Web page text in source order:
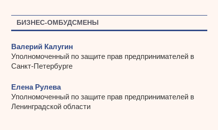
БИЗНЕС-ОМБУДСМЕНЫ
Валерий Калугин
Уполномоченный по защите прав предпринимателей в
Санкт-Петербурге
Елена Рулева
Уполномоченный по защите прав предпринимателей в
Ленинградской области